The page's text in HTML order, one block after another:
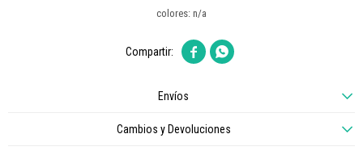
colores: n/a
 
Envíos
Cambios y Devoluciones